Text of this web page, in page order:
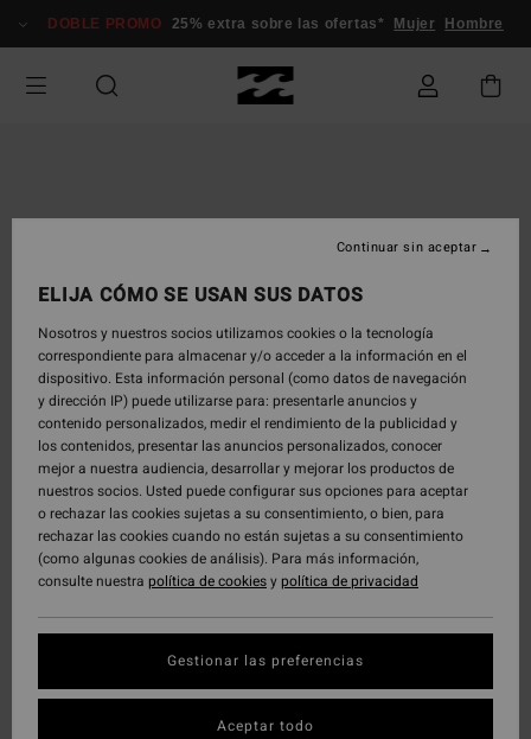
información
DOBLE PROMO 25% extra sobre las ofertas* Mujer Hombre
ELIJA CÓMO SE USAN SUS DATOS
Nosotros y nuestros socios utilizamos cookies o la tecnología
correspondiente para almacenar y/o acceder a la información en el
dispositivo. Esta información personal (como datos de navegación
y dirección IP) puede utilizarse para: presentarle anuncios y
contenido personalizados, medir el rendimiento de la publicidad y
los contenidos, presentar las anuncios personalizados, conocer
mejor a nuestra audiencia, desarrollar y mejorar los productos de
nuestros socios. Usted puede configurar sus opciones para aceptar
o rechazar las cookies sujetas a su consentimiento, o bien, para
rechazar las cookies cuando no están sujetas a su consentimiento
(como algunas cookies de análisis). Para más información,
consulte nuestra política de cookiesypolítica de privacidad
Gestionar las preferencias
Continuar sin aceptar
Aceptar todo